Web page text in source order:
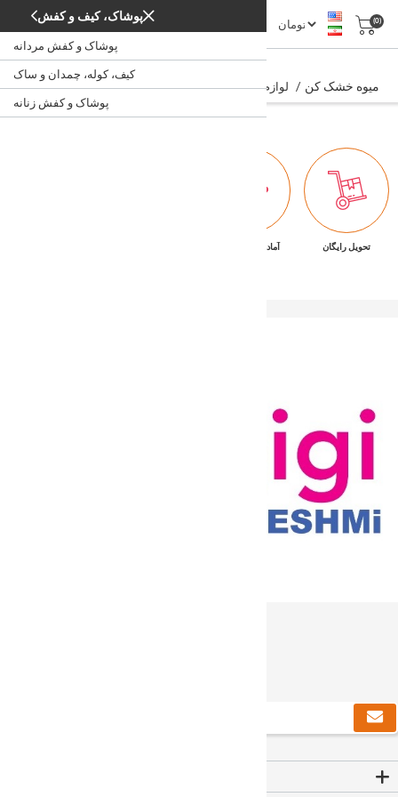
(0) پوشاک، کیف و کفش
پوشاک و کفش مردانه
کیف، کوله، چمدان و ساک
پوشاک و کفش زنانه
خانه / لوازم خانگی / آشپزخانه / لوازم برقی پخت و پز / میوه خشک کن
آماده تحویل فوری تحویل رایگان